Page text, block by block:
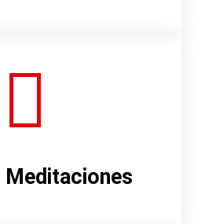
Meditaciones